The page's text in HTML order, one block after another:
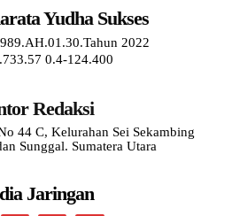
Yudha Sukses
2022
0.4-124.400
Redaksi
44 C, Kelurahan Sei Sekambing
Sunggal. Sumatera Utara
Jaringan